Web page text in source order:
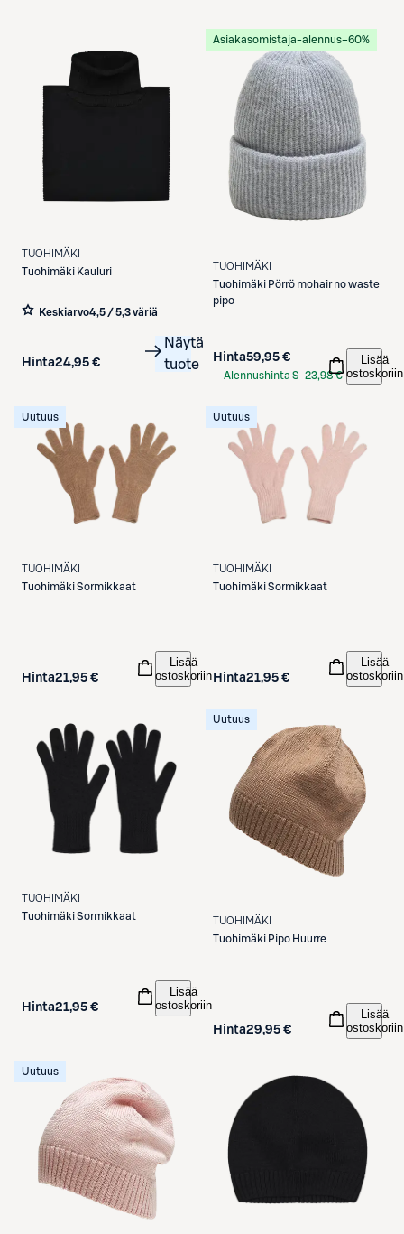
TUOHIMÄKI
Tuohimäki Kauluri
Keskiarvo4,5 / 5,3 väriä
Hinta24,95 €
Näytä
tuote
Asiakasomistaja-alennus−60%
TUOHIMÄKI
Tuohimäki Pörrö mohair no waste
pipo
Hinta59,95 €
Alennushinta S-23,98 €
Lisää
ostoskoriin
Uutuus
TUOHIMÄKI
TuohimäkiSormikkaat
Hinta21,95 €
Lisää
ostoskoriin
Uutuus
TUOHIMÄKI
TuohimäkiSormikkaat
Hinta21,95 €
Lisää
ostoskoriin
TUOHIMÄKI
TuohimäkiSormikkaat
Hinta21,95 €
Lisää
ostoskoriin
Uutuus
TUOHIMÄKI
Tuohimäki Pipo Huurre
Hinta29,95 €
Lisää
ostoskoriin
Uutuus